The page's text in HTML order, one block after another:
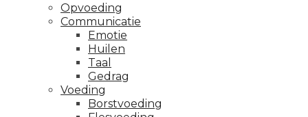
Opvoeding
Communicatie
Emotie
Huilen
Taal
Gedrag
Voeding
Borstvoeding